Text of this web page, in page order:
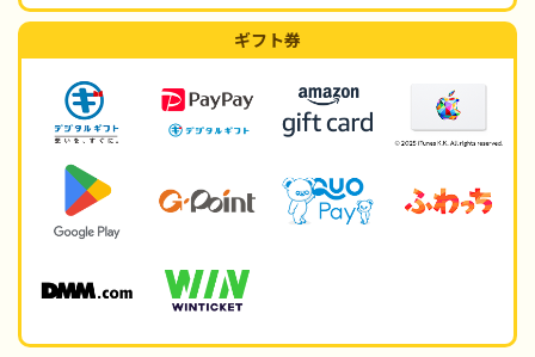
ギフト券